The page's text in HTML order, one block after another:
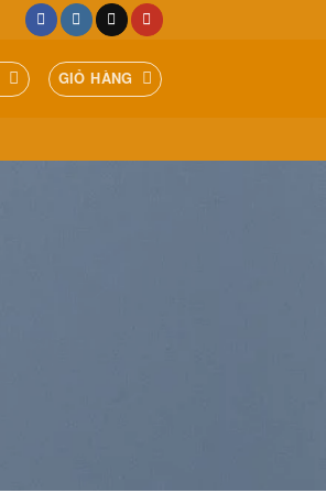
GIỎ HÀNG